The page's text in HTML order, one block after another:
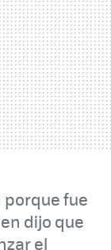
fue
dijo que
el